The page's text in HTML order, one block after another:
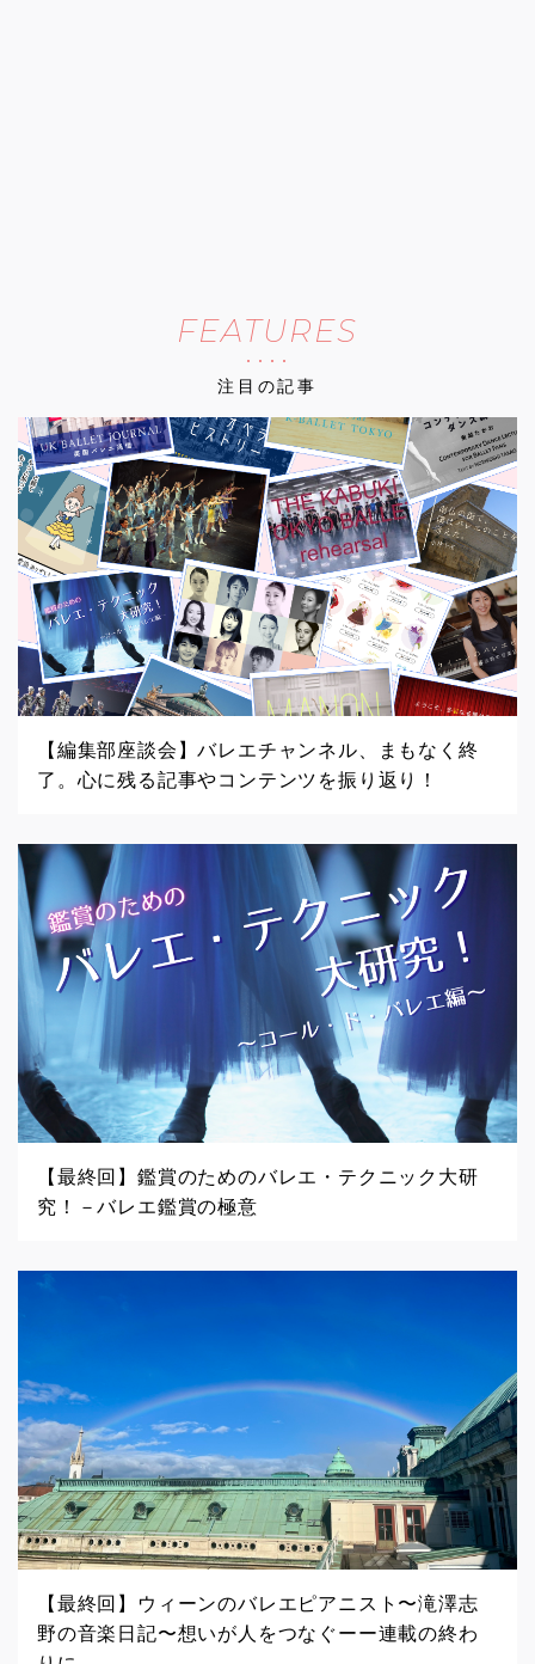
FEATURES
注目の記事
【編集部座談会】バレエチャンネル、まもなく終
了。心に残る記事やコンテンツを振り返り！
【最終回】鑑賞のためのバレエ・テクニック大研
究！－バレエ鑑賞の極意
【最終回】ウィーンのバレエピアニスト〜滝澤志
野の音楽日記〜想いが人をつなぐーー連載の終わ